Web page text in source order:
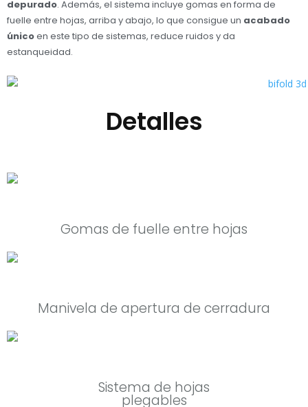
depurado. Además, el sistema incluye gomas en forma de
fuelle entre hojas, arriba y abajo, lo que consigue un acabado
únicoen este tipo de sistemas, reduce ruidos y da
estanqueidad.
Detalles
Gomas de fuelle entre hojas
Manivela de apertura de cerradura
Sistema de hojas
plegables